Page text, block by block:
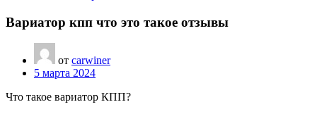
Вариатор кпп что это такое отзывы
от carwiner
5 марта 2024
Что такое вариатор КПП?